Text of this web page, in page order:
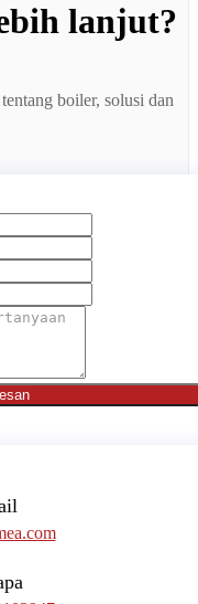
lanjut?
boiler, solusi dan